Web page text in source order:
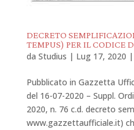
DECRETO
TEMPUS) PER IL CODICE
da Studius | Lug 17, 2020 |
Pubblicato in Gazzetta
del 16-07-2020 – Suppl.
2020, n. 76 c.d. decreto
www.gazzettaufficiale.it)